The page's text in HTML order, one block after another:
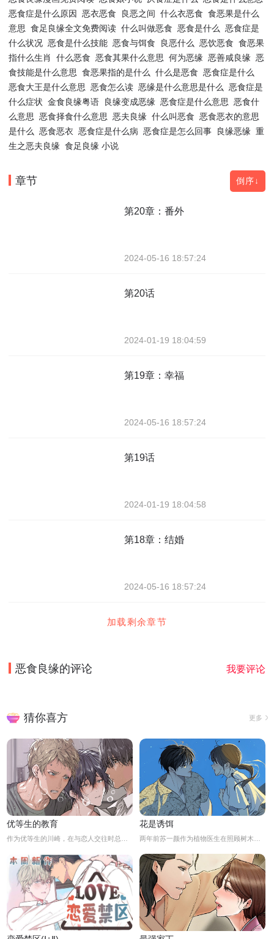
恶食症是什么原因
恶衣恶食 良恶之间 什么衣恶食 食恶果是什么
意思 食足良缘全文免费阅读 什么叫做恶食 恶食是什么
恶食症是
什么状况 恶食是什么技能 恶食与饵食 良恶什么 恶饮恶食 食恶果
指什么生肖
什么恶食 恶食其果什么意思 何为恶缘 恶善咸良缘 恶
食技能是什么意思 食恶果指的是什么 什么是恶食 恶食症是什么
恶食大王是什么意思 恶食怎么读 恶缘是什么意思是什么
恶食症是
什么症状 金食良缘粤语 良缘变成恶缘 恶食症是什么意思 恶食什
么意思 恶食择食什么意思 恶夫良缘 什么叫恶食 恶食恶衣的意思
是什么
恶食恶衣 恶食症是什么病 恶食症是怎么回事 良缘恶缘 重
生之恶夫良缘 食足良缘 小说
章节 倒序↓
第20章：番外
2024-05-16 18:57:24
第20话
2024-01-19 18:04:59
第19章：幸福
2024-05-16 18:57:24
第19话
2024-01-19 18:04:58
第18章：结婚
2024-05-16 18:57:24
加载剩余章节
恶食良缘的评论 我要评论
猜你喜方 更多
优等生的教育 花是诱饵